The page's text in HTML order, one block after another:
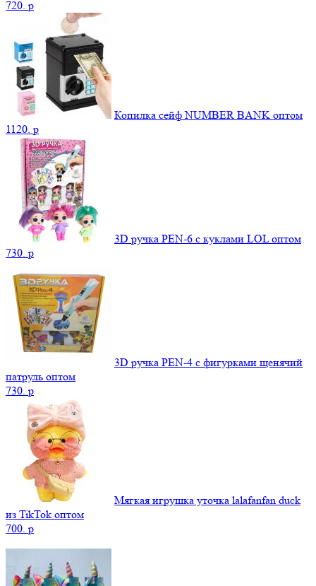
720. p
Копилка сейф NUMBER BANK оптом
1120. p
3D ручка PEN-6 с куклами LOL оптом
730. p
3D ручка PEN-4 с фигурками щенячий
патруль оптом
730. p
Мягкая игрушка уточка lalafanfan duck
из TikTok оптом
700. p